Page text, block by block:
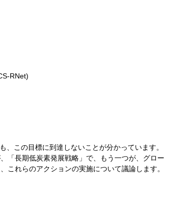
RNet)
、この目標に到達しないことが分かっています。
「長期低炭素発展戦略」で、もう一つが、グロー
これらのアクションの実施について議論します。